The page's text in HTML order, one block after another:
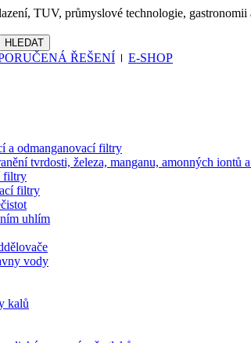
TUV, průmyslové technologie,
ŘEŠENÍ E-SHOP
a odmanganovací filtry
tvrdosti, železa, manganu, amonných iontů
filtry
filtry
uhlím
vody
kalů